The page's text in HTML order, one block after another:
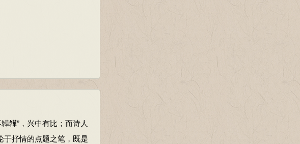
韡”，兴中有比；而诗人
于抒情的点题之笔，既是